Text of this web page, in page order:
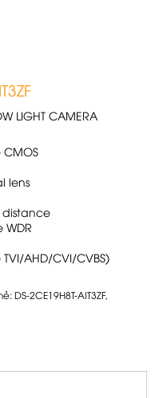
LIGHT CAMERA
lens
distance
AHD/CVI/CVBS)
DS-2CE19H8T-AIT3ZF,